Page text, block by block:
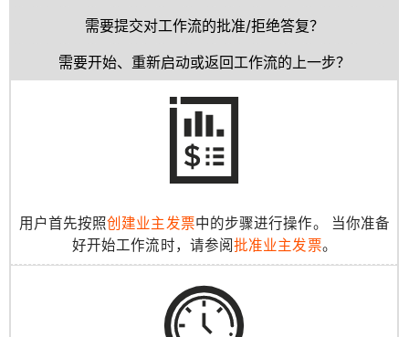
需要提交对工作流的批准/拒绝答复？
需要开始、重新启动或返回工作流的上一步？
用户首先按照创建业主发票中的步骤进行操作。 当你准备
好开始工作流时，请参阅批准业主发票。